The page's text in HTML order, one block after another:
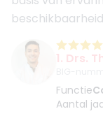
1. Drs.
Functie
Aantal